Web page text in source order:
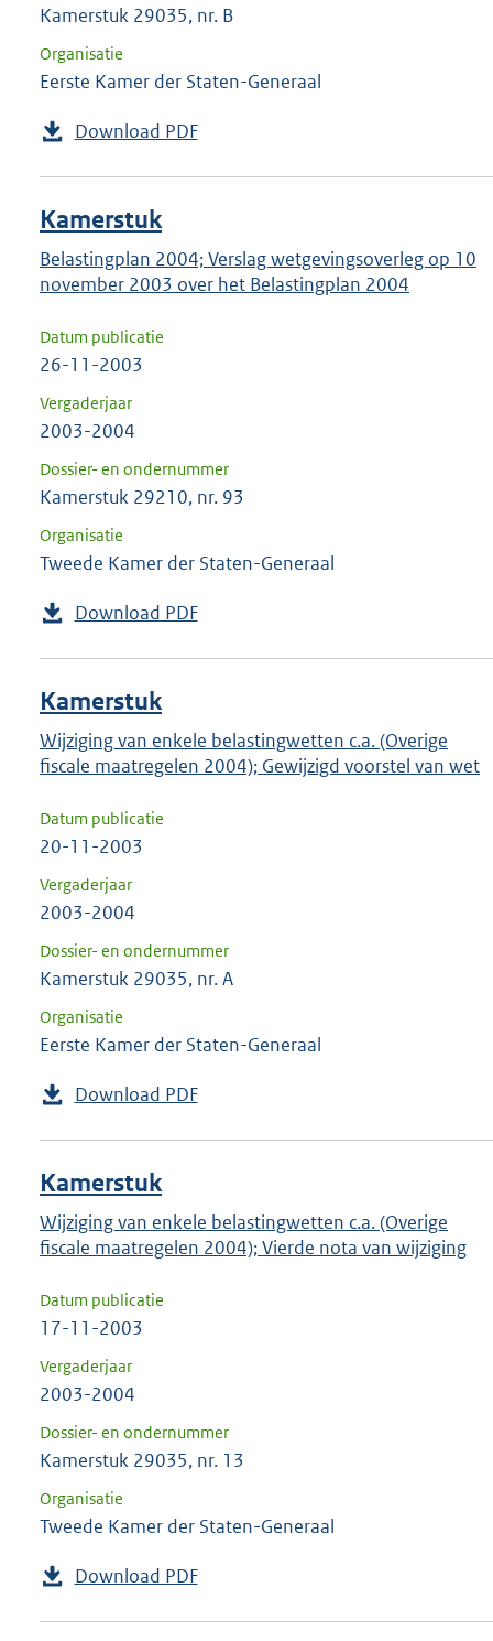
Kamerstuk 29035, nr. B
Organisatie
Eerste Kamer der Staten-Generaal
Download PDF
Kamerstuk
Belastingplan 2004; Verslag wetgevingsoverleg op 10
november 2003 over het Belastingplan 2004
Datum publicatie
26-11-2003
Vergaderjaar
2003-2004
Dossier- en ondernummer
Kamerstuk 29210, nr. 93
Organisatie
Tweede Kamer der Staten-Generaal
Download PDF
Kamerstuk
Wijziging van enkele belastingwetten c.a. (Overige
fiscale maatregelen 2004); Gewijzigd voorstel van wet
Datum publicatie
20-11-2003
Vergaderjaar
2003-2004
Dossier- en ondernummer
Kamerstuk 29035, nr. A
Organisatie
Eerste Kamer der Staten-Generaal
Download PDF
Kamerstuk
Wijziging van enkele belastingwetten c.a. (Overige
fiscale maatregelen 2004); Vierde nota van wijziging
Datum publicatie
17-11-2003
Vergaderjaar
2003-2004
Dossier- en ondernummer
Kamerstuk 29035, nr. 13
Organisatie
Tweede Kamer der Staten-Generaal
Download PDF